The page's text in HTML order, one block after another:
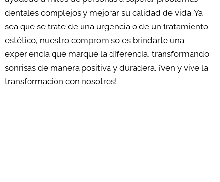
dentales complejos y mejorar su calidad de vida. Ya
sea que se trate de una urgencia o de un tratamiento
estético, nuestro compromiso es brindarte una
experiencia que marque la diferencia, transformando
sonrisas de manera positiva y duradera. ¡Ven y vive la
transformación con nosotros!